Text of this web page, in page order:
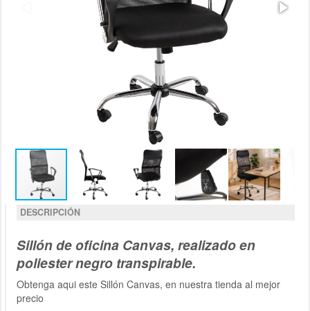
DESCRIPCIÓN
Sillón de oficina Canvas, realizado en
poliester negro transpirable.
Obtenga aqui este Sillón Canvas, en nuestra tienda al mejor
precio